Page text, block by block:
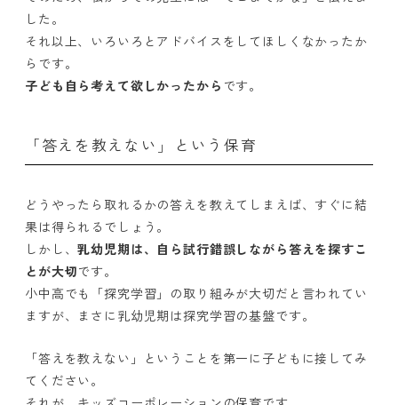
した。
それ以上、いろいろとアドバイスをしてほしくなかったか
らです。
子ども自ら考えて欲しかったから です。
「答えを教えない」という保育
どうやったら取れるかの答えを教えてしまえば、すぐに結
果は得られるでしょう。
しかし、乳幼児期は、自ら試行錯誤しながら答えを探すこ
とが大切です。
小中高でも「探究学習」の取り組みが大切だと言われてい
ますが、まさに乳幼児期は探究学習の基盤です。
「答えを教えない」ということを第一に子どもに接してみ
てください。